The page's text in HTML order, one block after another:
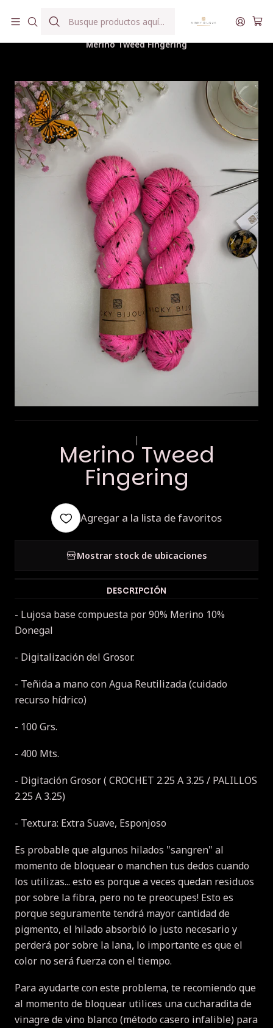
Merino Tweed Fingering
|
Merino Tweed
Fingering
Agregar a la lista de favoritos
Mostrar stock de ubicaciones
DESCRIPCIÓN
- Lujosa base compuesta por 90% Merino 10%
Donegal
- Digitalización del Grosor.
- Teñida a mano con Agua Reutilizada (cuidado
recurso hídrico)
- 100 Grs.
- 400 Mts.
- Digitación Grosor ( CROCHET 2.25 A 3.25 / PALILLOS
2.25 A 3.25)
- Textura: Extra Suave, Esponjoso
Es probable que algunos hilados "sangren" al
momento de bloquear o manchen tus dedos cuando
los utilizas... esto es porque a veces quedan residuos
por sobre la fibra, pero no te preocupes! Esto es
porque seguramente tendrá mayor cantidad de
pigmento, el hilado absorbió lo justo necesario y
perderá por sobre la lana, lo importante es que el
color no será fuerza con el tiempo.
Para ayudarte con este problema, te recomiendo que
al momento de bloquear utilices una cucharadita de
vinagre de vino blanco (método casero infalible) para